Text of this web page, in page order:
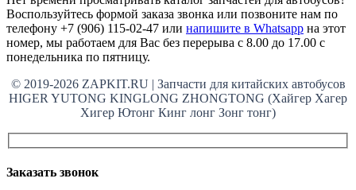
Воспользуйтесь формой заказа звонка или позвоните нам по
телефону +7 (906) 115-02-47 или напишите в Whatsapp на этот
номер, мы работаем для Вас без перерыва с 8.00 до 17.00 с
понедельника по пятницу.
© 2019-2026 ZAPKIT.RU | Запчасти для китайских автобусов
HIGER YUTONG KINGLONG ZHONGTONG (Хайгер Хагер
Хигер Ютонг Кинг лонг Зонг тонг)
Заказать звонок